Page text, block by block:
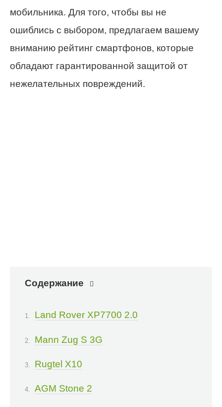
мобильника. Для того, чтобы вы не
ошиблись с выбором, предлагаем вашему
вниманию рейтинг смартфонов, которые
обладают гарантированной защитой от
нежелательных повреждений.
Содержание
Land Rover XP7700 2.0
Mann Zug S 3G
Rugtel X10
AGM Stone 2